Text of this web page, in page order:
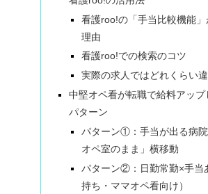
看護roo!の「手当比較機能」
理由
看護roo!での検索のコツ
実際の求人ではどれくらい
中堅オペ看が転職で給料アッ
パターン
パターン①：手当が出る病
オペ室のまま」横移動
パターン②：日勤常勤×手当
持ち・ママオペ看向け）